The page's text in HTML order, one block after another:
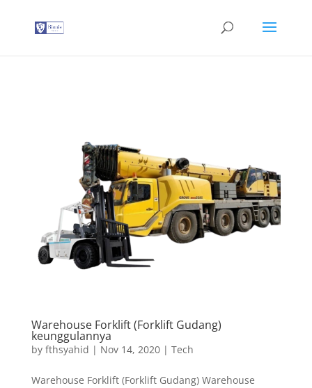
Warehouse Forklift (Forklift Gudang)
keunggulannya
by fthsyahid | Nov 14, 2020| Tech
Warehouse Forklift (Forklift Gudang) Warehouse